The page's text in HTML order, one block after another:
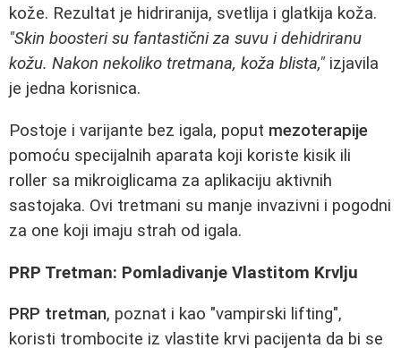
kože. Rezultat je hidriranija, svetlija i glatkija koža.
"Skin boosteri su fantastični za suvu i dehidriranu
kožu. Nakon nekoliko tretmana, koža blista," izjavila
je jedna korisnica.
Postoje i varijante bez igala, poput mezoterapije
pomoću specijalnih aparata koji koriste kisik ili
roller sa mikroiglicama za aplikaciju aktivnih
sastojaka. Ovi tretmani su manje invazivni i pogodni
za one koji imaju strah od igala.
PRP Tretman: Pomladivanje Vlastitom Krvlju
PRP tretman, poznat i kao "vampirski lifting",
koristi trombocite iz vlastite krvi pacijenta da bi se